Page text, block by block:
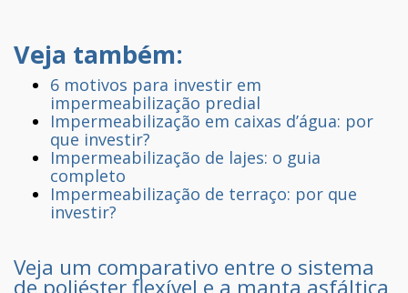
Veja também:
6 motivos para investir em
impermeabilização predial
Impermeabilização em caixas d’água: por
que investir?
Impermeabilização de lajes: o guia
completo
Impermeabilização de terraço: por que
investir?
Veja um comparativo entre o sistema
de poliéster flexível e a manta asfáltica